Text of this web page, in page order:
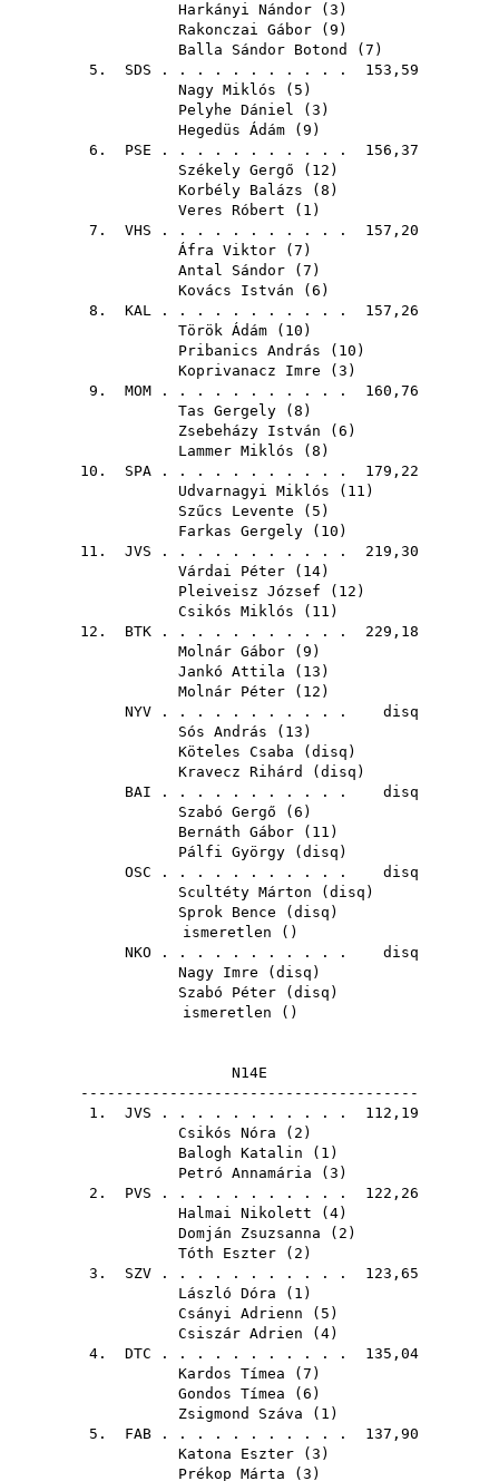
Harkányi Nándor ( 3 )
Rakonczai Gábor ( 9 )
Balla Sándor Botond
( 7 )
5. SDS . . . . . . . . . . . 153,59
Nagy Miklós ( 5 )
Pelyhe Dániel ( 3 )
Hegedüs Ádám ( 9 )
6. PSE . . . . . . . . . . . 156,37
Székely Gergő ( 12 )
Korbély Balázs ( 8 )
Veres Róbert ( 1 )
7. VHS . . . . . . . . . . . 157,20
Áfra Viktor ( 7 )
Antal Sándor ( 7 )
Kovács István ( 6 )
8. KAL . . . . . . . . . . . 157,26
Török Ádám ( 10 )
Pribanics András ( 10 )
Koprivanacz Imre ( 3 )
9. MOM . . . . . . . . . . . 160,76
Tas Gergely ( 8 )
Zsebeházy István ( 6 )
Lammer Miklós ( 8 )
10. SPA . . . . . . . . . . . 179,22
Udvarnagyi Miklós ( 11 )
Szűcs Levente ( 5 )
Farkas Gergely ( 10 )
11. JVS . . . . . . . . . . . 219,30
Várdai Péter ( 14)
Pleiveisz József ( 12 )
Csikós Miklós ( 11 )
12. BTK . . . . . . . . . . . 229,18
Molnár Gábor ( 9 )
Jankó Attila ( 13 )
Molnár Péter ( 12 )
NYV . . . . . . . . . . . disq
Sós András ( 13 )
Köteles Csaba ( disq )
Kravecz Rihárd
( disq )
BAI . . . . . . . . . . . disq
Szabó Gergő ( 6 )
Bernáth Gábor ( 11 )
Pálfi György ( disq )
OSC . . . . . . . . . . . disq
Scultéty Márton ( disq )
Sprok Bence ( disq )
ismeretlen ()
NKO . . . . . . . . . . . disq
Nagy Imre ( disq )
Szabó Péter ( disq )
ismeretlen ()
N14E
--------------------------------------
1. JVS . . . . . . . . . . . 112,19
Csikós Nóra ( 2 )
Balogh Katalin ( 1 )
Petró Annamária ( 3 )
2. PVS . . . . . . . . . . . 122,26
Halmai Nikolett ( 4)
Domján Zsuzsanna ( 2 )
Tóth Eszter ( 2 )
3. SZV . . . . . . . . . . . 123,65
László Dóra ( 1 )
Csányi Adrienn ( 5 )
Csiszár Adrien ( 4)
4. DTC . . . . . . . . . . . 135,04
Kardos Tímea ( 7 )
Gondos Tímea ( 6 )
Zsigmond Száva ( 1 )
5. FAB . . . . . . . . . . . 137,90
Katona Eszter ( 3 )
Prékop Márta ( 3 )